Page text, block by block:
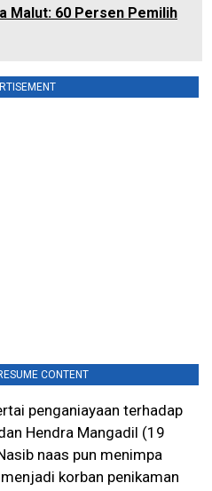
Malut: 60 Persen Pemilih
CONTENT
penganiayaan terhadap
Hendra Mangadil (19
naas pun menimpa
korban penikaman